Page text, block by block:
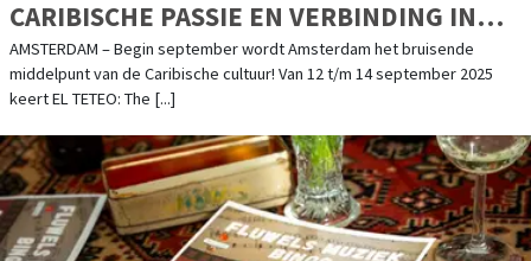
CARIBISCHE PASSIE EN VERBINDING IN
AMSTERDAM – 12 T/M 14 SEPTEMBER
AMSTERDAM – Begin september wordt Amsterdam het bruisende
middelpunt van de Caribische cultuur! Van 12 t/m 14 september 2025
keert EL TETEO: The [...]